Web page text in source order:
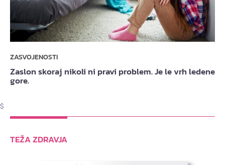
ZASVOJENOSTI
Zaslon skoraj nikoli ni pravi problem. Je le vrh ledene
gore.
$
TEŽA ZDRAVJA